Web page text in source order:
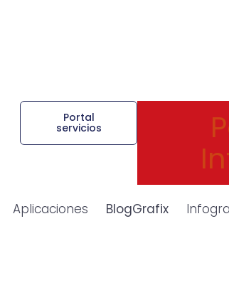
Portal
servicios
Aplicaciones BlogGrafix